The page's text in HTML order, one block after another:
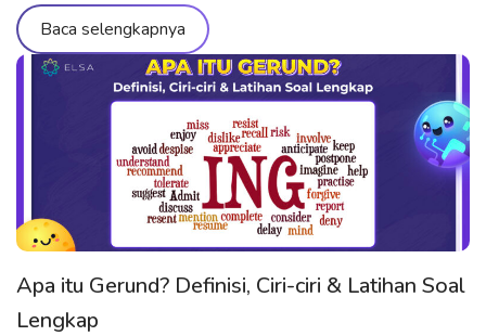
cara menggunakannya dengan benar. Jadi, bagaimana
penggunaan was dan were yang tepat? Kapan was were
untuk siapa? Kapan harus menggunakan wasn’t, weren’t,
atau bahkan was/were did? Artikel ini […]
Baca selengkapnya
Apa itu Gerund? Definisi, Ciri-ciri & Latihan Soal
Lengkap